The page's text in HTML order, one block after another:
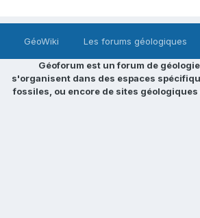
GéoWiki Les forums géologiques
Géoforum est un forum de
s'organisent dans des espaces
fossiles, ou encore de sites